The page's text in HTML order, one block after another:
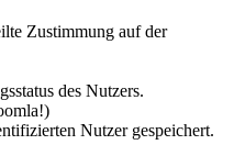
Zustimmung auf der
des Nutzers.
Nutzer gespeichert.